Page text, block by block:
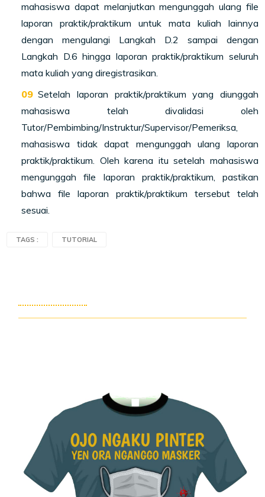
mahasiswa dapat melanjutkan mengunggah ulang file
laporan praktik/praktikum untuk mata kuliah lainnya
dengan mengulangi Langkah D.2 sampai dengan
Langkah D.6 hingga laporan praktik/praktikum seluruh
mata kuliah yang diregistrasikan.
Setelah laporan praktik/praktikum yang diunggah
mahasiswa telah divalidasi oleh
Tutor/Pembimbing/Instruktur/Supervisor/Pemeriksa,
mahasiswa tidak dapat mengunggah ulang laporan
praktik/praktikum. Oleh karena itu setelah mahasiswa
mengunggah file laporan praktik/praktikum, pastikan
bahwa file laporan praktik/praktikum tersebut telah
sesuai.
TAGS : TUTORIAL